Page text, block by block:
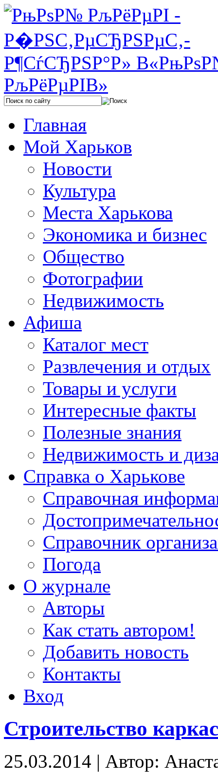
Главная
Мой Харьков
Новости
Культура
Места Харькова
Экономика и бизнес
Общество
Фотографии
Недвижимость
Афиша
Каталог мест
Развлечения и отдых
Товары и услуги
Интересные факты
Полезные знания
Недвижимость и
Справка о Харькове
Справочная
Справочник
Погода
О журнале
Авторы
Как стать автором!
Добавить новость
Контакты
Вход
Строительство
25.03.2014 | Автор: